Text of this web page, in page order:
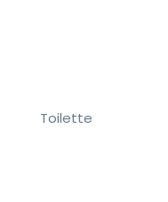
Toilette